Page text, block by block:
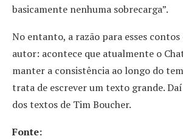
basicamente nenhuma sobrecarga”.
No entanto, a razão para esses contos
autor: acontece que atualmente o
manter a consistência ao longo do
trata de escrever um texto grande.
dos textos de Tim Boucher.
Fonte: